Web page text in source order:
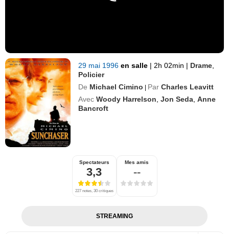
29 mai 1996en salle | 2h 02min | Drame
Policier
De Michael Cimino | Par Charles Leavitt
Avec Woody Harrelson ,Jon Seda ,Anne
Bancroft
Spectateurs
3,3
227 notes, 30 critiques
Mes amis
--
STREAMING